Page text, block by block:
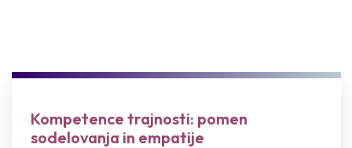
Kompetence trajnosti: pomen
sodelovanja in empatije